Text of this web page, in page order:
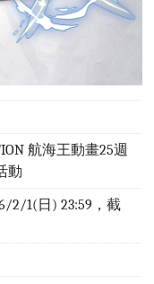
航海王動畫25週
動
2/1(日) 23:59，截